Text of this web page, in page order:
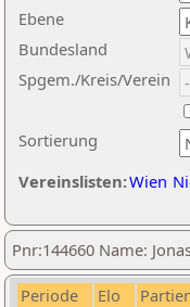
Ebene
Sortierung
Bundesland
Spgem./Kreis/Verein
Vereinslisten:Wien
Pnr:144660 Name:
Periode Elo